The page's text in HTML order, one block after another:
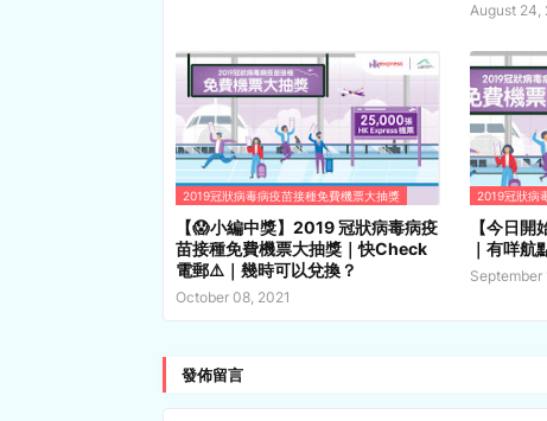
August 24,
2019冠狀病毒病疫苗接種免費機票大抽獎
【😱小編中獎】2019 冠狀病毒病疫
苗接種免費機票大抽獎｜快Check
電郵⚠️｜幾時可以兌換？
October 08, 2021
2019冠狀病
【今日
｜有咩航
September
發佈留言